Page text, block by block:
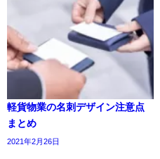
軽貨物業の名刺デザイン注意点
まとめ
2021年2月26日